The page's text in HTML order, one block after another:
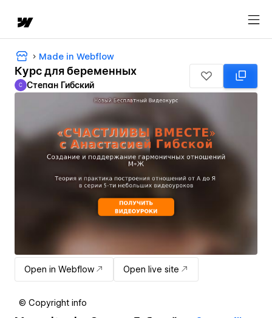
Made in Webflow
Курс для беременных
Степан Гибский
С Степан Гибский
Open in Webflow Open live site
© Copyright info